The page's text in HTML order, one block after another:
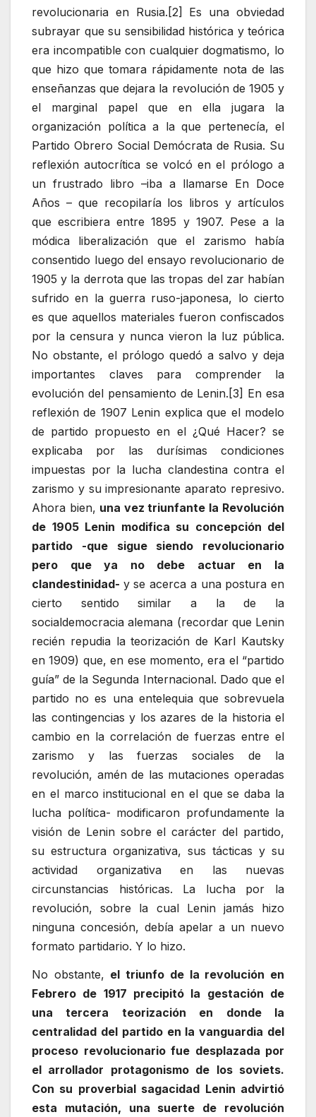
revolucionaria en Rusia.[2] Es una obviedad
subrayar que su sensibilidad histórica y teórica
era incompatible con cualquier dogmatismo, lo
que hizo que tomara rápidamente nota de las
enseñanzas que dejara la revolución de 1905 y
el marginal papel que en ella jugara la
organización política a la que pertenecía, el
Partido Obrero Social Demócrata de Rusia. Su
reflexión autocrítica se volcó en el prólogo a
un frustrado libro –iba a llamarse En Doce
Años – que recopilaría los libros y artículos
que escribiera entre 1895 y 1907. Pese a la
módica liberalización que el zarismo había
consentido luego del ensayo revolucionario de
1905 y la derrota que las tropas del zar habían
sufrido en la guerra ruso-japonesa, lo cierto
es que aquellos materiales fueron confiscados
por la censura y nunca vieron la luz pública.
No obstante, el prólogo quedó a salvo y deja
importantes claves para comprender la
evolución del pensamiento de Lenin.[3] En esa
reflexión de 1907 Lenin explica que el modelo
de partido propuesto en el ¿Qué Hacer? se
explicaba por las durísimas condiciones
impuestas por la lucha clandestina contra el
zarismo y su impresionante aparato represivo.
Ahora bien, una vez triunfante la Revolución
de 1905 Lenin modifica su concepción del
partido -que sigue siendo revolucionario
pero que ya no debe actuar en la
clandestinidad- y se acerca a una postura en
cierto sentido similar a la de la
socialdemocracia alemana (recordar que Lenin
recién repudia la teorización de Karl Kautsky
en 1909) que, en ese momento, era el “partido
guía” de la Segunda Internacional. Dado que el
partido no es una entelequia que sobrevuela
las contingencias y los azares de la historia el
cambio en la correlación de fuerzas entre el
zarismo y las fuerzas sociales de la
revolución, amén de las mutaciones operadas
en el marco institucional en el que se daba la
lucha política- modificaron profundamente la
visión de Lenin sobre el carácter del partido,
su estructura organizativa, sus tácticas y su
actividad organizativa en las nuevas
circunstancias históricas. La lucha por la
revolución, sobre la cual Lenin jamás hizo
ninguna concesión, debía apelar a un nuevo
formato partidario. Y lo hizo.
No obstante, el triunfo de la revolución en
Febrero de 1917 precipitó la gestación de
una tercera teorización en donde la
centralidad del partido en la vanguardia del
proceso revolucionario fue desplazada por
el arrollador protagonismo de los soviets.
Con su proverbial sagacidad Lenin advirtió
esta mutación, una suerte de revolución